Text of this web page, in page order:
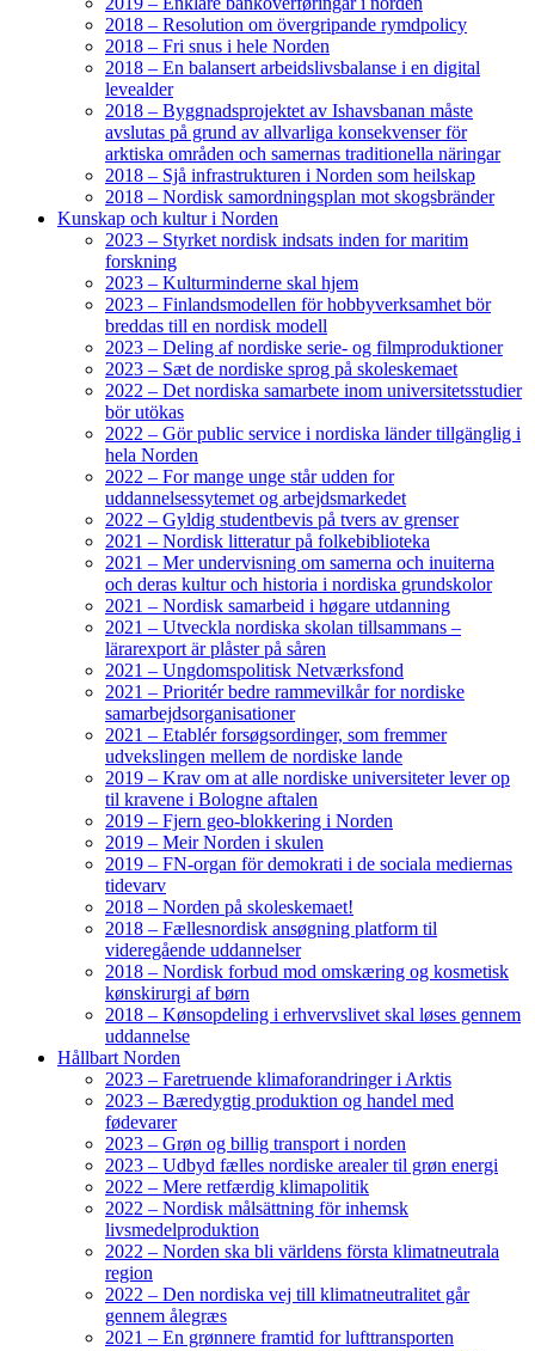
2018 – Resolution om övergripande rymdpolicy
2018 – Fri snus i hele Norden
2018 – En balansert arbeidslivsbalanse i en digital
levealder
2018 – Byggnadsprojektet av Ishavsbanan måste
avslutas på grund av allvarliga konsekvenser för
arktiska områden och samernas traditionella näringar
2018 – Sjå infrastrukturen i Norden som heilskap
2018 – Nordisk samordningsplan mot skogsbränder
Kunskap och kultur i Norden
2023 – Styrket nordisk indsats inden for maritim
forskning
2023 – Kulturminderne skal hjem
2023 – Finlandsmodellen för hobbyverksamhet bör
breddas till en nordisk modell
2023 – Deling af nordiske serie- og filmproduktioner
2023 – Sæt de nordiske sprog på skoleskemaet
2022 – Det nordiska samarbete inom universitetsstudier
bör utökas
2022 – Gör public service i nordiska länder tillgänglig i
hela Norden
2022 – For mange unge står udden for
uddannelsessytemet og arbejdsmarkedet
2022 – Gyldig studentbevis på tvers av grenser
2021 – Nordisk litteratur på folkebiblioteka
2021 – Mer undervisning om samerna och inuiterna
och deras kultur och historia i nordiska grundskolor
2021 – Nordisk samarbeid i høgare utdanning
2021 – Utveckla nordiska skolan tillsammans –
lärarexport är plåster på såren
2021 – Ungdomspolitisk Netværksfond
2021 – Prioritér bedre rammevilkår for nordiske
samarbejdsorganisationer
2021 – Etablér forsøgsordinger, som fremmer
udvekslingen mellem de nordiske lande
2019 – Krav om at alle nordiske universiteter lever op
til kravene i Bologne aftalen
2019 – Fjern geo-blokkering i Norden
2019 – Meir Norden i skulen
2019 – FN-organ för demokrati i de sociala mediernas
tidevarv
2018 – Norden på skoleskemaet!
2018 – Fællesnordisk ansøgning platform til
videregående uddannelser
2018 – Nordisk forbud mod omskæring og kosmetisk
kønskirurgi af børn
2018 – Kønsopdeling i erhvervslivet skal løses gennem
uddannelse
Hållbart Norden
2023 – Faretruende klimaforandringer i Arktis
2023 – Bæredygtig produktion og handel med
fødevarer
2023 – Grøn og billig transport i norden
2023 – Udbyd fælles nordiske arealer til grøn energi
2022 – Mere retfærdig klimapolitik
2022 – Nordisk målsättning för inhemsk
livsmedelproduktion
2022 – Norden ska bli världens första klimatneutrala
region
2022 – Den nordiska vej till klimatneutralitet går
gennem ålegræs
2021 – En grønnere framtid for lufttransporten